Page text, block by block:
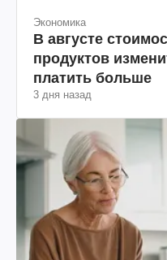
Экономика
В августе
продуктов
платить больше
3 дня назад